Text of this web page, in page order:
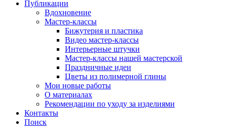
Публикации
Вдохновение
Мастер-классы
Бижутерия и пластика
Видео мастер-классы
Интерьерные штучки
Мастер-классы нашей мастерской
Праздничные идеи
Цветы из полимерной глины
Мои новые работы
О материалах
Рекомендации по уходу за изделиями
Контакты
Поиск